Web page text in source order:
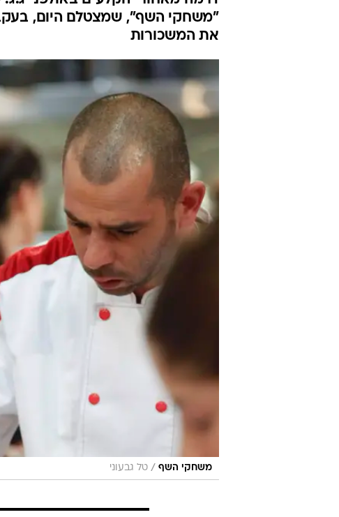
"משחקי השף", שמצטלם היום,
את המשכורות
משחקי השף / טל גבעוני